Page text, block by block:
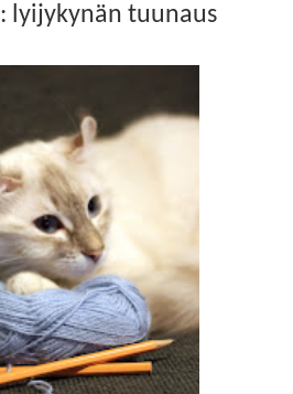
lyijykynän tuunaus